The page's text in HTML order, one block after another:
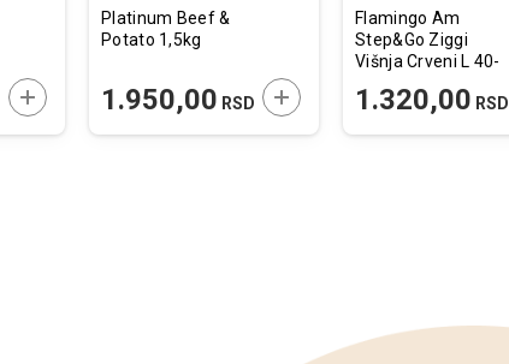
DODAJTE U KORPU
Platinum Beef &
Potato 1,5kg
1.950,00 RSD DODAJTE U KORPU
Flamingo Am
Step&Go Ziggi
Višnja Crveni L 40-
1.320,00 RSD